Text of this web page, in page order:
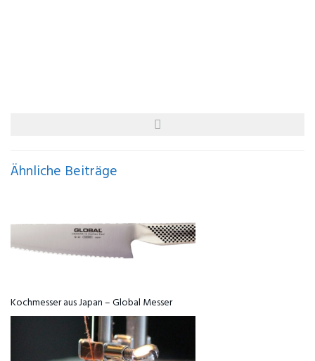
Ähnliche Beiträge
Kochmesser aus Japan – Global Messer